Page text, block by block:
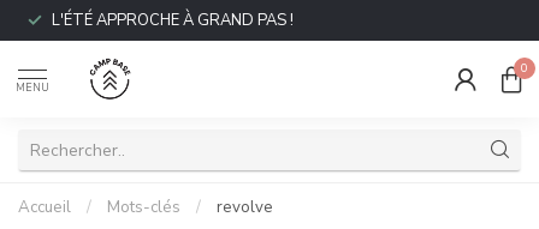
L'ÉTÉ APPROCHE À GRAND PAS !
MENU
0
Accueil / Mots-clés / revolve